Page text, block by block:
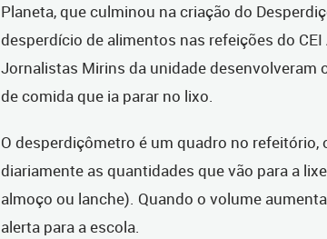
Planeta, que culminou na criação do
desperdício de alimentos nas refeições do
Jornalistas Mirins da unidade desenvolveram
de comida que ia parar no lixo.
O desperdiçômetro é um quadro no refeitório,
diariamente as quantidades que vão para a
almoço ou lanche). Quando o volume
alerta para a escola.